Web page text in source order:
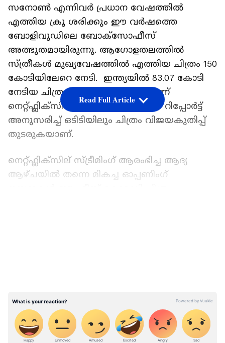
സനോൺ എന്നിവര്‍ പ്രധാന വേഷത്തില്‍
എത്തിയ ക്രൂ ശരിക്കും ഈ വര്‍ഷത്തെ
ബോളിവുഡിലെ ബോക്സോഫീസ്
അത്ഭുതമായിരുന്നു. ആഗോളതലത്തില്‍
സ്ത്രീകള്‍ മുഖ്യവേഷത്തില്‍ എത്തിയ ചിത്രം 150
കോടിയിലേറെ നേടി. ഇന്ത്യയിൽ 83.07 കോടി
നേടിയ ചിത്രം കഴിഞ്ഞ ആഴ്ചയാണ്
നെറ്റ്ഫ്ലിക്സിൽ എത്തിയത്. പുതിയ റിപ്പോര്‍ട്ട്
അനുസരിച്ച് ഒടിടിയിലും ചിത്രം വിജയകുതിപ്പ്
തുടരുകയാണ്.
നെറ്റ്ഫ്ലിക്സില് സ്ട്രീമിംഗ് ആരംഭിച്ച ആദ്യ
ആഴ്‌ചയിൽ തന്നെ മികച്ച ഓപ്പണിംഗ്
ഇതിനകം നേടി കഴിഞ്ഞു. കൂടാതെ
നെറ്റ്ഫ്ലിക്‌സിന്‍റെ ആഗോള ടോപ്പ് 10 പട്ടികയിൽ
ഇംഗ്ലീഷ് ഇതര സിനിമകളുടെ വിഭാഗത്തിലെ
ആദ്യ ആഴ്ചയിൽ ഇത് 3-ാം സ്ഥാനത്താണ് ക്രൂ.
Read Full Article